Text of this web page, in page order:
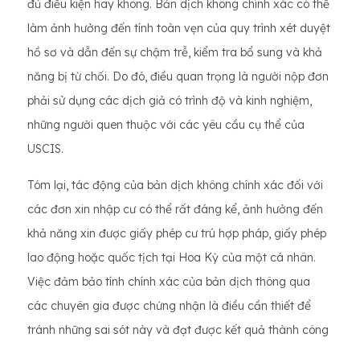
đủ điều kiện hay không. Bản dịch không chính xác có thể
làm ảnh hưởng đến tính toàn vẹn của quy trình xét duyệt
hồ sơ và dẫn đến sự chậm trễ, kiểm tra bổ sung và khả
năng bị từ chối. Do đó, điều quan trọng là người nộp đơn
phải sử dụng các dịch giả có trình độ và kinh nghiệm,
những người quen thuộc với các yêu cầu cụ thể của
USCIS.
Tóm lại, tác động của bản dịch không chính xác đối với
các đơn xin nhập cư có thể rất đáng kể, ảnh hưởng đến
khả năng xin được giấy phép cư trú hợp pháp, giấy phép
lao động hoặc quốc tịch tại Hoa Kỳ của một cá nhân.
Việc đảm bảo tính chính xác của bản dịch thông qua
các chuyên gia được chứng nhận là điều cần thiết để
tránh những sai sót này và đạt được kết quả thành công